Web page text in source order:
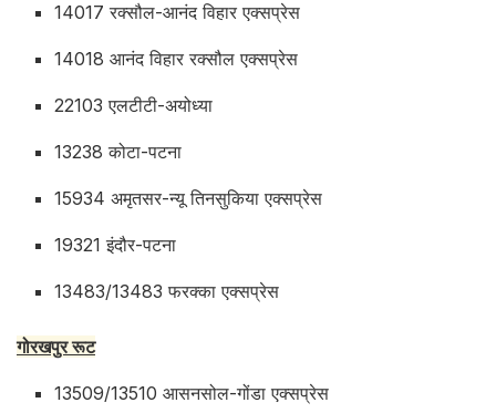
14017 रक्सौल-आनंद विहार एक्सप्रेस
14018 आनंद विहार रक्सौल एक्सप्रेस
22103 एलटीटी-अयोध्या
13238 कोटा-पटना
15934 अमृतसर-न्यू तिनसुकिया एक्सप्रेस
19321 इंदौर-पटना
13483/13483 फरक्का एक्सप्रेस
गोरखपुर रूट
13509/13510 आसनसोल-गोंडा एक्सप्रेस